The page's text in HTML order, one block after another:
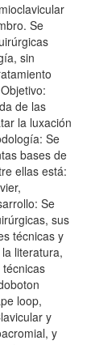
Se
sin
de las
la luxación
Se
bases de
ellas está:
Se
sus
técnicas y
literatura,
loop,
y
y